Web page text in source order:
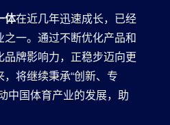
体在近几年迅速成长，已经
一。通过不断优化产品和
牌影响力，正稳步迈向更
将继续秉承“创新、专
中国体育产业的发展，助